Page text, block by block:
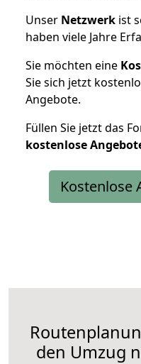
Unser Netzwerk ist
haben viele Jahre
Sie möchten eine
Sie sich jetzt
Angebote.
Füllen Sie jetzt das
kostenlose
Kostenlose
den Umzug